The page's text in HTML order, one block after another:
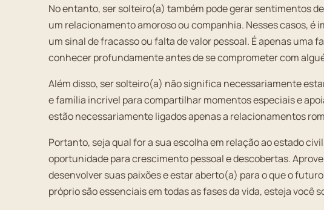
No entanto, ser solteiro(a) também pode gerar sentimentos
um relacionamento amoroso ou companhia. Nesses casos,
um sinal de fracasso ou falta de valor pessoal. É apenas uma
conhecer profundamente antes de se comprometer com
Além disso, ser solteiro(a) não significa necessariamente
e família incrível para compartilhar momentos especiais e
estão necessariamente ligados apenas a relacionamentos
Portanto, seja qual for a sua escolha em relação ao estado
oportunidade para crescimento pessoal e descobertas.
desenvolver suas paixões e estar aberto(a) para o que o
próprio são essenciais em todas as fases da vida, esteja você